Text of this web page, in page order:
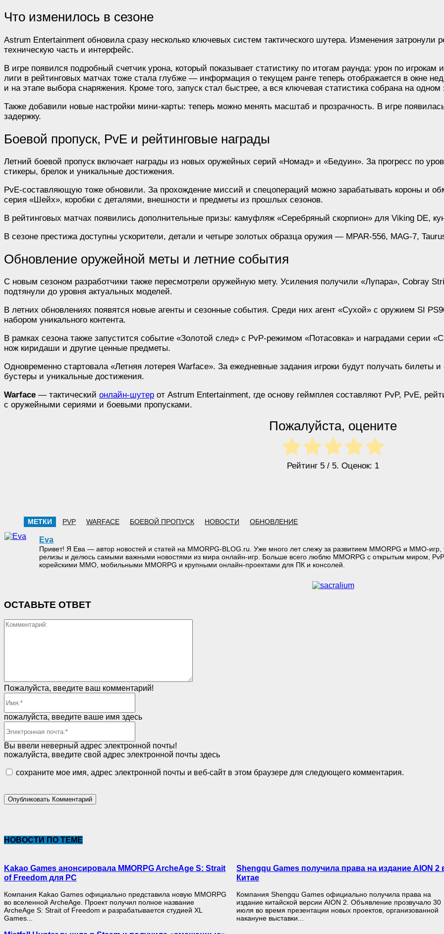
Что изменилось в сезоне
Astrum Entertainment обновила сразу несколько ключевых систем тактического шутера. Изменения затронули
техническую часть и интерфейс.
В игре появился подробный счетчик урона, который показывает статистику по итогам раунда: урон по
лиги в рейтинговых матчах тоже стала глубже — информация о текущем ранге теперь отображается в окне
и на этапе выбора снаряжения. Кроме того, запуск стал быстрее, а вся ключевая статистика собрана на одном
Также добавили новые настройки мини-карты: теперь можно менять масштаб и прозрачность. В игре
задержку.
Боевой пропуск, PvE и рейтинговые награды
Летний боевой пропуск включает награды из новых оружейных серий «Номад» и «Бедуин». За прогресс по
стикеры, брелок и уникальные достижения.
PvE-составляющую тоже обновили. За прохождение миссий и спецопераций можно зарабатывать короны и
серия «Шейх», коробки с деталями, внешности и предметы из прошлых сезонов.
В рейтинговых матчах появились дополнительные призы: камуфляж «Серебряный скорпион» для Viking DE,
В сезоне престижа доступны ускорители, детали и четыре золотых образца оружия — MPAR-556, MAG-7,
Обновление оружейной меты и летние события
С новым сезоном разработчики также пересмотрели оружейную мету. Усиления получили «Лупара», Cobray
подтянули до уровня актуальных моделей.
В летних обновлениях появятся новые агенты и сезонные события. Среди них агент «Сухой» с оружием SI
набором уникального контента.
В рамках сезона также запустится событие «Золотой след» с PvP-режимом «Потасовка» и наградами серии
нож киридаши и другие ценные предметы.
Одновременно стартовала «Летняя лотерея Warface». За ежедневные задания игроки будут получать билеты
бустеры и уникальные достижения.
Warface — тактический онлайн-шутер от Astrum Entertainment, где основу геймплея составляют PvP, PvE,
с оружейными сериями и боевыми пропусками.
Пожалуйста, оцените
Рейтинг 5 / 5. Оценок: 1
МЕТКИ PVP WARFACE БОЕВОЙ ПРОПУСК НОВОСТИ ОБНОВЛЕНИЕ
Eva
Привет! Я Ева — автор новостей и статей на MMORPG-BLOG.ru. Уже много лет слежу за развитием MMORPG и MMO-
релизы и делюсь самыми важными новостями из мира онлайн-игр. Больше всего люблю MMORPG с открытым миром,
корейскими MMO, мобильными MMORPG и крупными онлайн-проектами для ПК и консолей.
ОСТАВЬТЕ ОТВЕТ
Пожалуйста, введите ваш комментарий!
пожалуйста, введите ваше имя здесь
Вы ввели неверный адрес электронной почты!
пожалуйста, введите свой адрес электронной почты здесь
сохраните мое имя, адрес электронной почты и веб-сайт в этом браузере для следующего комментария.
НОВОСТИ ПО ТЕМЕ
Kakao Games анонсировала MMORPG ArcheAge S: Strait
of Freedom для PC
Компания Kakao Games официально представила новую MMORPG
во вселенной ArcheAge. Проект получил полное название
ArcheAge S: Strait of Freedom и разрабатывается студией XL
Games...
Shengqu Games получила права на издание AION 2
Китае
Компания Shengqu Games официально получила права на
издание китайской версии AION 2. Объявление прозвучало 30
июля во время презентации новых проектов, организованной
накануне выставки...